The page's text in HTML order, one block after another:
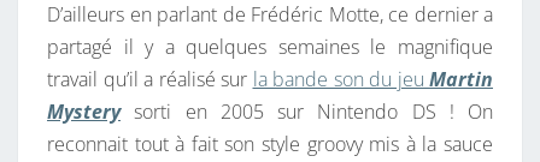
D’ailleurs en parlant de Frédéric Motte, ce dernier a
partagé il y a quelques semaines le magnifique
travail qu’il a réalisé sur la bande son du jeu Martin
Mysterysorti en 2005 sur Nintendo DS ! On
reconnait tout à fait son style groovy mis à la sauce